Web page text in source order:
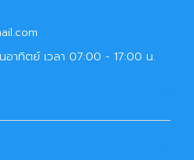
าทิตย์ เวลา 07:00 - 17:00 น.